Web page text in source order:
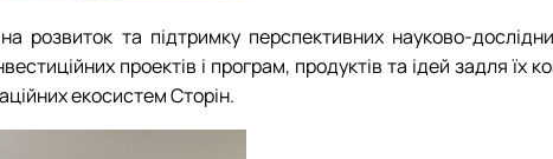
розвиток та підтримку перспективних науково-
проектів і програм, продуктів та ідей задля
екосистем Сторін.